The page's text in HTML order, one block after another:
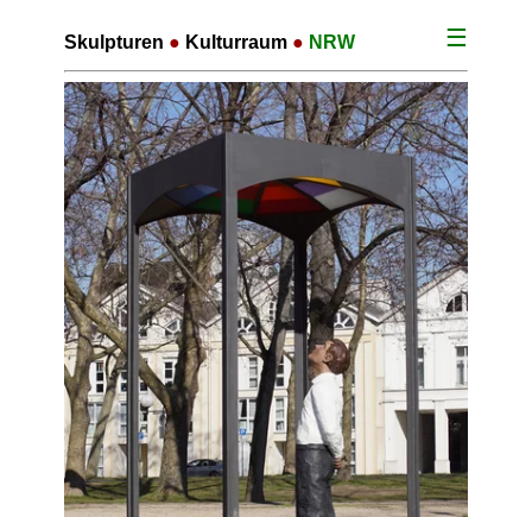
Skulpturen ● Kulturraum ● NRW ☰